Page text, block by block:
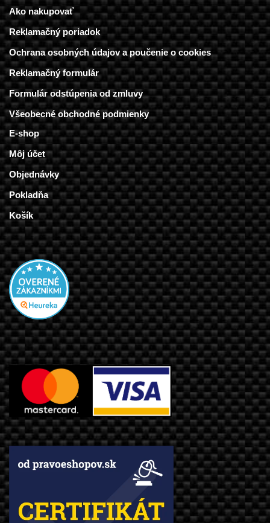
Ako nakupovať
Reklamačný poriadok
Ochrana osobných údajov a poučenie o cookies
Reklamačný formulár
Formulár odstúpenia od zmluvy
Všeobecné obchodné podmienky
E-shop
Môj účet
Objednávky
Pokladňa
Košík